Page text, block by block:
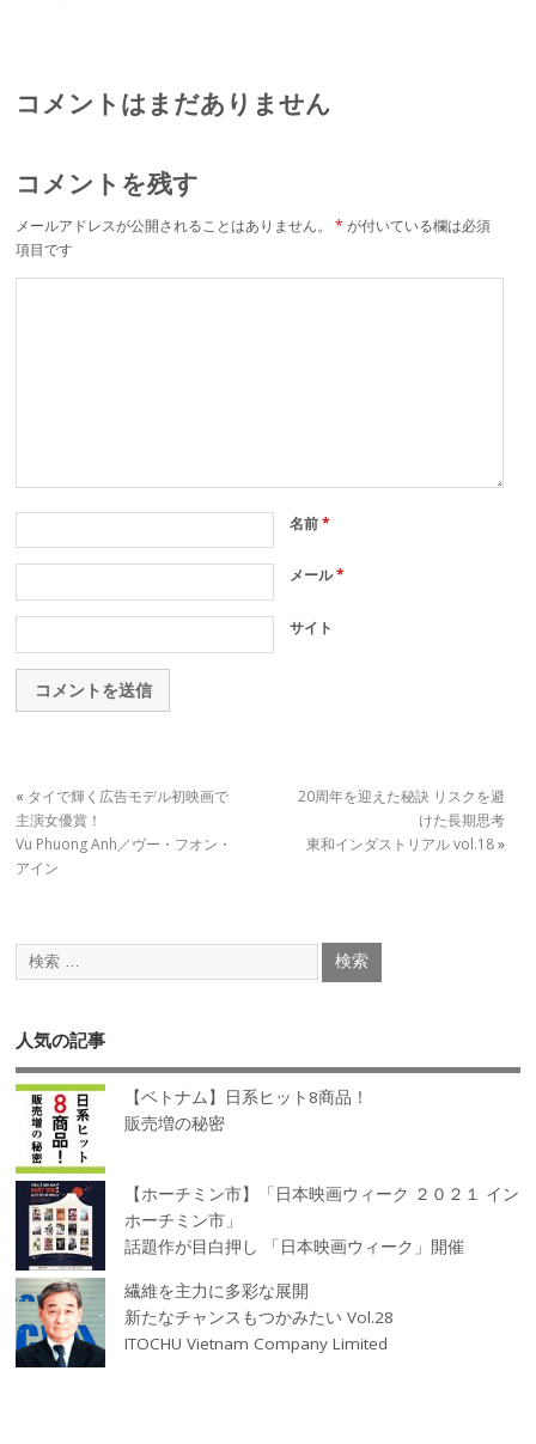
コメントはまだありません
コメントを残す
メールアドレスが公開されることはありません。 * が付いている欄は必須
項目です
名前*
メール*
サイト
« タイで輝く広告モデル初映画で
主演女優賞！
Vu Phuong Anh／ヴー・フオン・
アイン
20周年を迎えた秘訣 リスクを避
けた長期思考
東和インダストリアル vol.18»
人気の記事
【ベトナム】日系ヒット8商品！
販売増の秘密
【ホーチミン市】「日本映画ウィーク ２０２１ イン
ホーチミン市」
話題作が目白押し 「日本映画ウィーク」開催
繊維を主力に多彩な展開
新たなチャンスもつかみたい Vol.28
ITOCHU Vietnam Company Limited